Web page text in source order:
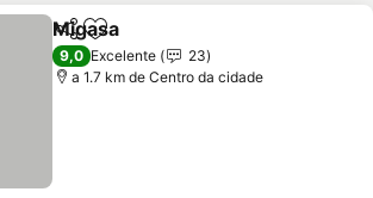
PartilharAdicionar aos favoritos
Migasa
9,0 Excelente
23
a 1.7 km de Centro da cidade